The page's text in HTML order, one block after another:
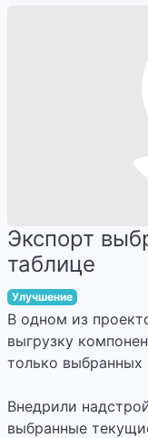
Экспорт
таблице
Улучшение
В одном из
выгрузку
только выбранных
Внедрили
выбранные